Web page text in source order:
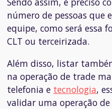
número de pessoas que
equipe, como será essa
CLT ou terceirizada.
Além disso, listar
na operação de trade
telefonia e tecnologia,
validar uma operação